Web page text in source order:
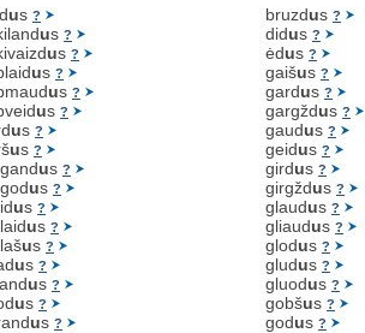
us ?
us ?
us ?
us ?
us ?
us ?
us ?
us ?
us ?
us ?
us ?
us ?
us ?
us ?
us ?
us ?
us ?
bruzdus ?
didus ?
ėdus ?
gaišus ?
gardus ?
gargždus ?
gaudus ?
geidus ?
girdus ?
girgždus ?
glaudus ?
gliaudus ?
glodus ?
gludus ?
gluodus ?
gobšus ?
godus ?